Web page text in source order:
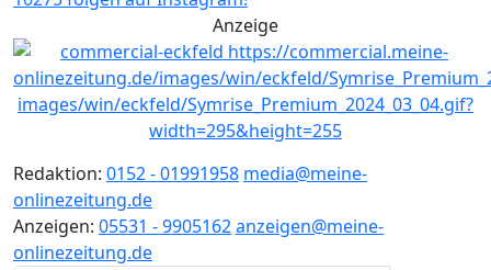
Anzeige
Redaktion: 0152 - 01991958 media@meine-
onlinezeitung.de
Anzeigen: 05531 - 9905162anzeigen@meine-
onlinezeitung.de